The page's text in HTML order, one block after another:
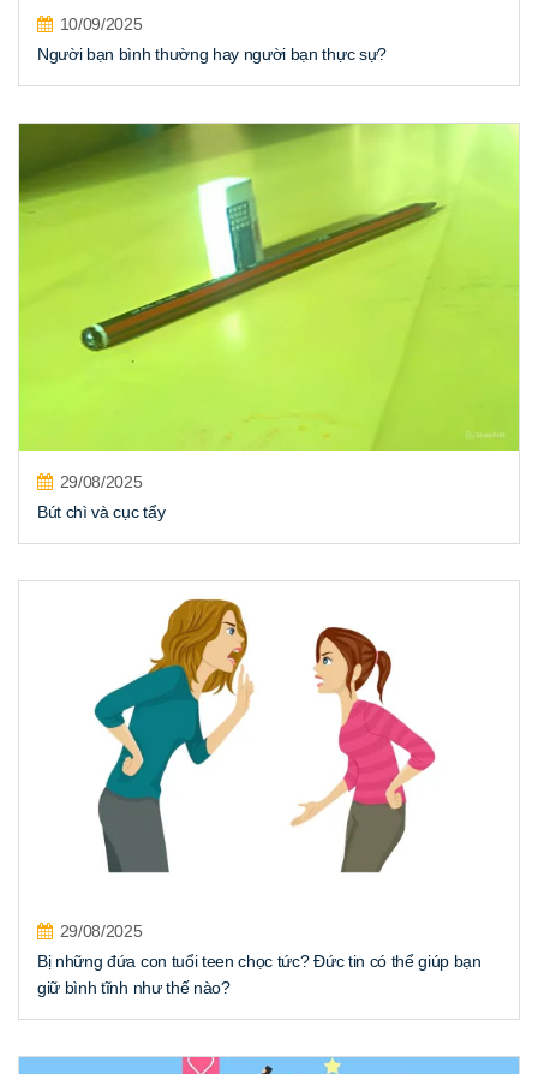
10/09/2025
Người bạn bình thường hay người bạn thực sự?
29/08/2025
Bút chì và cục tẩy
29/08/2025
Bị những đứa con tuổi teen chọc tức? Đức tin có thể giúp bạn
giữ bình tĩnh như thế nào?